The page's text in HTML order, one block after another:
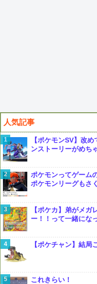
人気記事
【ポケモンSV】改
ンストーリーがめち
ポケモンってゲーム
ポケモンリーグもさ
【ポケカ】弟がメ
ー！！って一緒にな
【ポケチャン】結局
これきらい！